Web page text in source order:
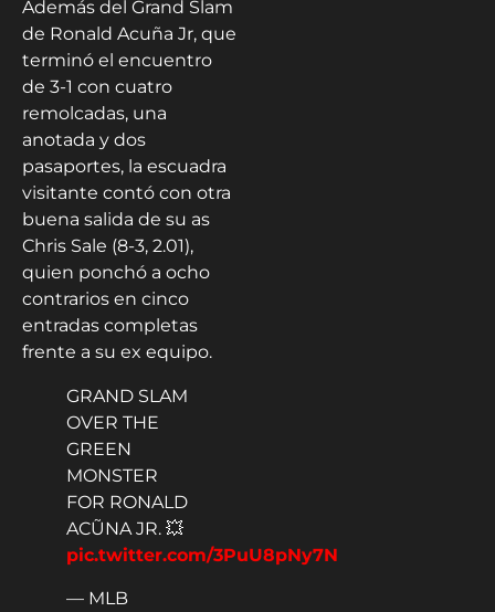
Además del Grand Slam
de Ronald Acuña Jr, que
terminó el encuentro
de 3-1 con cuatro
remolcadas, una
anotada y dos
pasaportes, la escuadra
visitante contó con otra
buena salida de su as
Chris Sale (8-3, 2.01),
quien ponchó a ocho
contrarios en cinco
entradas completas
frente a su ex equipo.
GRAND SLAM
OVER THE
GREEN
MONSTER
FOR RONALD
ACŨNA JR. 💥
pic.twitter.com/3PuU8pNy7N
— MLB